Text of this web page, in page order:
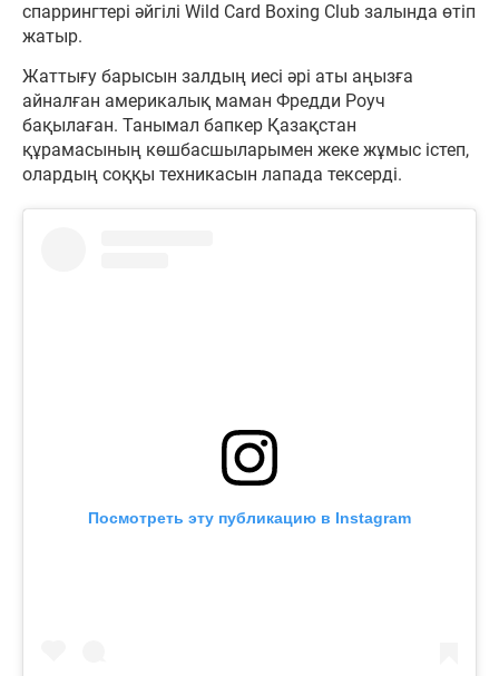
спаррингтері әйгілі Wild Card Boxing Club залында өтіп
жатыр.
Жаттығу барысын залдың иесі әрі аты аңызға
айналған америкалық маман Фредди Роуч
бақылаған. Танымал бапкер Қазақстан
құрамасының көшбасшыларымен жеке жұмыс істеп,
олардың соққы техникасын лапада тексерді.
Посмотреть эту публикацию в Instagram